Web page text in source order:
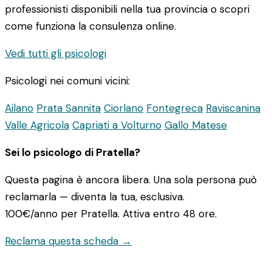
professionisti disponibili nella tua provincia o scopri
come funziona la consulenza online.
Vedi tutti gli psicologi
Psicologi nei comuni vicini:
Ailano Prata Sannita Ciorlano Fontegreca Raviscanina
Valle Agricola Capriati a Volturno Gallo Matese
Sei lo psicologo di Pratella?
Questa pagina è ancora libera. Una sola persona può
reclamarla — diventa la tua, esclusiva.
100€/anno per Pratella. Attiva entro 48 ore.
Reclama questa scheda →